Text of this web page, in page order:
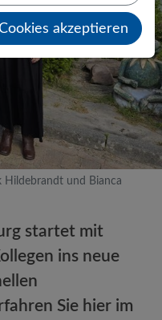
Hildebrandt und Bianca
startet mit
ins neue
Sie hier im
akzeptieren